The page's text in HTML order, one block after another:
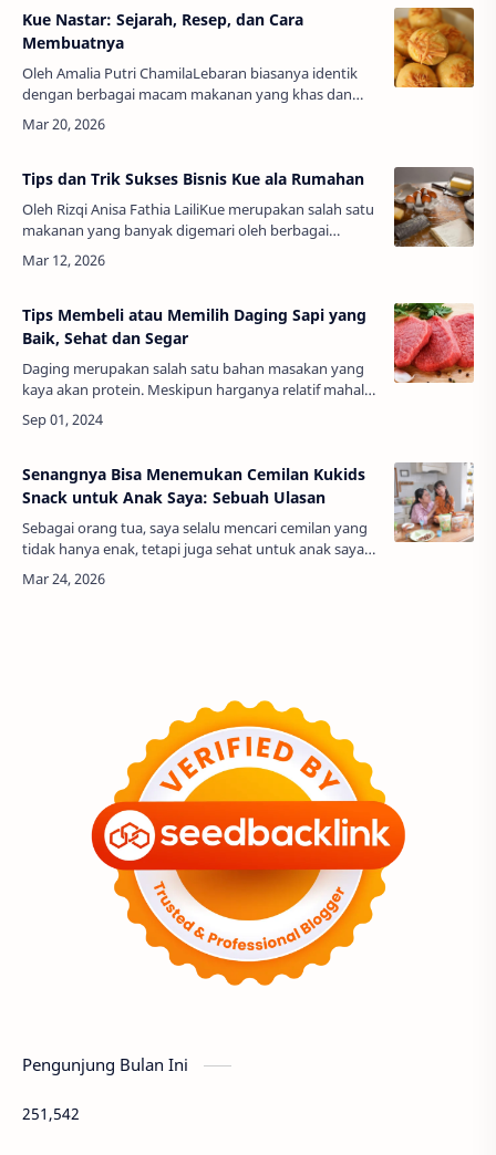
Kue Nastar: Sejarah, Resep, dan Cara
Membuatnya
Oleh Amalia Putri ChamilaLebaran biasanya identik
dengan berbagai macam makanan yang khas dan
hanya dapat dijumpai selama lebaran saja seperti kue
kering, kolak pisang, ketupa…
Tips dan Trik Sukses Bisnis Kue ala Rumahan
Oleh Rizqi Anisa Fathia LailiKue merupakan salah satu
makanan yang banyak digemari oleh berbagai
kalangan, mulai dari anak-anak hingga dewasa.
Seiring berkembangnya zaman, pro…
Tips Membeli atau Memilih Daging Sapi yang
Baik, Sehat dan Segar
Daging merupakan salah satu bahan masakan yang
kaya akan protein. Meskipun harganya relatif mahal,
tetapi daging masih banyak diburu, karena setelah
diolah menggunakan resep olahan…
Senangnya Bisa Menemukan Cemilan Kukids
Snack untuk Anak Saya: Sebuah Ulasan
Sebagai orang tua, saya selalu mencari cemilan yang
tidak hanya enak, tetapi juga sehat untuk anak saya.
Di tengah banyaknya produk cemilan di pasaran,
menemukan yang benar-benar s…
Pengunjung Bulan Ini
251,542